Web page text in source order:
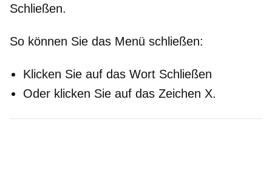
Schließen.
So können Sie das Menü schließen:
Klicken Sie auf das Wort Schließen
Oder klicken Sie auf das Zeichen X.